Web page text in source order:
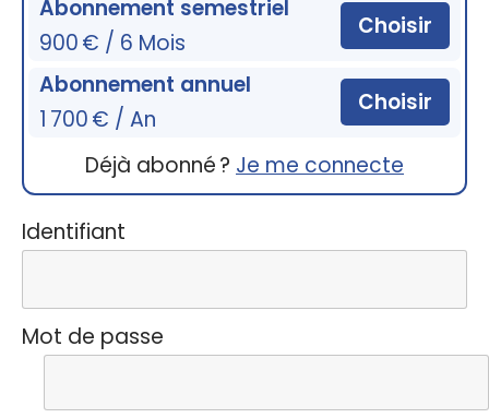
Abonnement semestriel
900 € / 6 Mois
Choisir
Abonnement annuel
1 700 € / An
Choisir
Déjà abonné ? Je me connecte
Identifiant
Mot de passe